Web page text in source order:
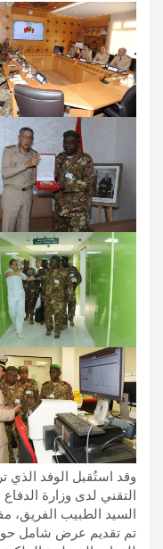
وقد استُقبل الوفد الذي
التقني لدى وزارة
السيد الطبيب
تم تقديم عرض شامل